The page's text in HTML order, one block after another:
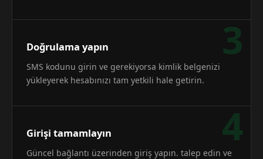
3
Doğrulama yapın
SMS kodunu girin ve gerekiyorsa kimlik belgenizi
yükleyerek hesabınızı tam yetkili hale getirin.
4
Girişi tamamlayın
Güncel bağlantı üzerinden giriş yapın. talep edin ve